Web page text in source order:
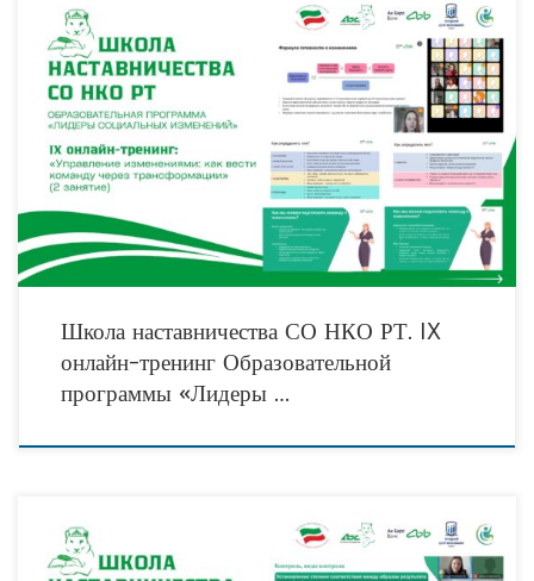
«Безусловно, существуют определённые рекомендательные шаги, которые могут
служить нам ориентиром в преодолении возможных сопротивлений команды.
Эти сопротивления — естественная часть процесса изменений, и важно
понимать,
Школа наставничества СО НКО РТ. IX
онлайн-тренинг Образовательной
программы «Лидеры …